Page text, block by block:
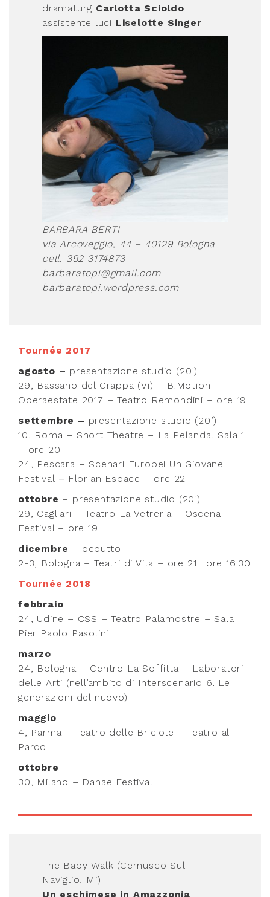
dramaturg Carlotta Scioldo
assistente luci Liselotte Singer
BARBARA BERTI
via Arcoveggio, 44 – 40129 Bologna
cell. 392 3174873
barbaratopi@gmail.com
barbaratopi.wordpress.com
Tournée 2017
agosto – presentazione studio (20’)
29, Bassano del Grappa (Vi) – B.Motion
Operaestate 2017 – Teatro Remondini – ore 19
settembre – presentazione studio (20’)
10, Roma – Short Theatre ­– La Pelanda, Sala 1
– ore 20
24, Pescara – Scenari Europei Un Giovane
Festival – Florian Espace – ore 22
ottobre – presentazione studio (20’)
29, Cagliari – Teatro La Vetreria – Oscena
Festival – ore 19
dicembre – debutto
2-3, Bologna – Teatri di Vita – ore 21 | ore 16.30
Tournée 2018
febbraio
24, Udine – CSS – Teatro Palamostre – Sala
Pier Paolo Pasolini
marzo
24, Bologna – Centro La Soffitta – Laboratori
delle Arti (nell’ambito di Interscenario 6. Le
generazioni del nuovo)
maggio
4, Parma – Teatro delle Briciole – Teatro al
Parco
ottobre
30, Milano – Danae Festival
The Baby Walk (Cernusco Sul
Naviglio, Mi)
Un eschimese in Amazzonia